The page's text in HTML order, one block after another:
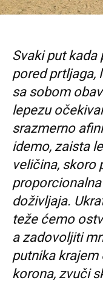
Svaki put kada
pored prtljaga,
sa sobom
lepezu
srazmerno
idemo, zaista
veličina, skoro
doživljaja.
teže ćemo
a zadovoljiti
putnika krajem
korona, zvuči